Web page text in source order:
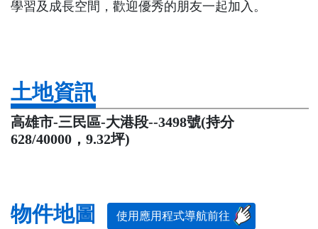
學習及成長空間，歡迎優秀的朋友一起加入。
土地資訊
高雄市-三民區-大港段--3498號(持分
628/40000，9.32坪)
物件地圖 使用應用程式導航前往